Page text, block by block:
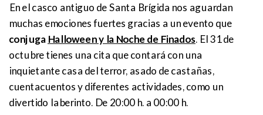
En el casco antiguo de Santa Brígida nos aguardan
muchas emociones fuertes gracias a un evento que
conjuga Halloween y la Noche de Finados. El 31 de
octubre tienes una cita que contará con una
inquietante casa del terror, asado de castañas,
cuentacuentos y diferentes actividades, como un
divertido laberinto. De 20:00 h. a 00:00 h.